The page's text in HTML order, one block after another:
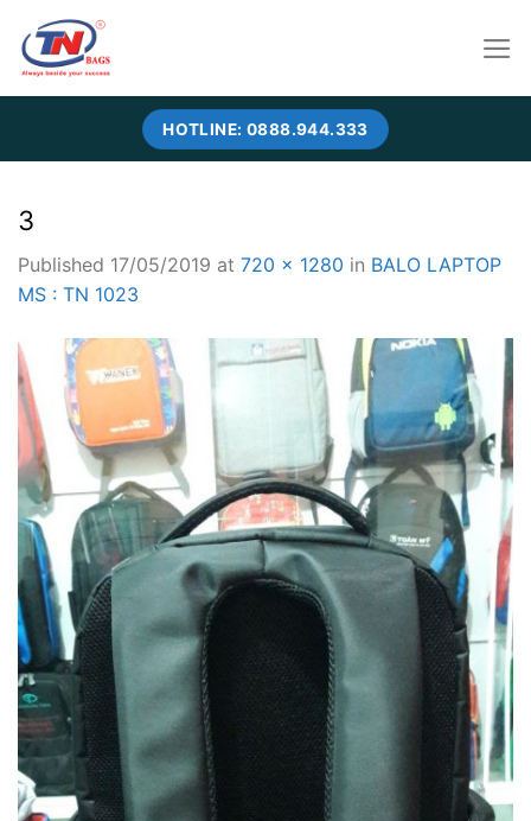
content
HOTLINE: 0888.944.333
3
Published 17/05/2019 at 720 × 1280 in BALO LAPTOP
MS : TN 1023